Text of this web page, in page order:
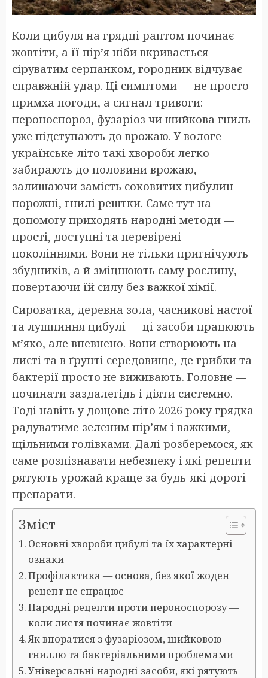
Коли цибуля на грядці раптом починає
жовтіти, а її пір’я ніби вкривається
сіруватим серпанком, городник відчуває
справжній удар. Ці симптоми — не просто
примха погоди, а сигнал тривоги:
пероноспороз, фузаріоз чи шийкова гниль
уже підступають до врожаю. У вологе
українське літо такі хвороби легко
забирають до половини врожаю,
залишаючи замість соковитих цибулин
порожні, гнилі рештки. Саме тут на
допомогу приходять народні методи —
прості, доступні та перевірені
поколіннями. Вони не тільки пригнічують
збудників, а й зміцнюють саму рослину,
повертаючи їй силу без важкої хімії.
Сироватка, деревна зола, часникові настої
та лушпиння цибулі — ці засоби працюють
м’яко, але впевнено. Вони створюють на
листі та в ґрунті середовище, де грибки та
бактерії просто не виживають. Головне —
починати заздалегідь і діяти системно.
Тоді навіть у дощове літо 2026 року грядка
радуватиме зеленим пір’ям і важкими,
щільними голівками. Далі розберемося, як
саме розпізнавати небезпеку і які рецепти
рятують урожай краще за будь-які дорогі
препарати.
Зміст
Основні хвороби цибулі та їх характерні
ознаки
Профілактика — основа, без якої жоден
рецепт не спрацює
Народні рецепти проти пероноспорозу —
коли листя починає жовтіти
Як впоратися з фузаріозом, шийковою
гниллю та бактеріальними проблемами
Універсальні народні засоби, які рятують